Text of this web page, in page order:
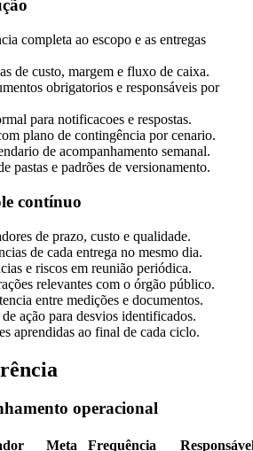
completa ao escopo e as entregas
de custo, margem e fluxo de caixa.
obrigatorios e responsáveis por
para notificacoes e respostas.
plano de contingência por cenario.
de acompanhamento semanal.
pastas e padrões de versionamento.
contínuo
de prazo, custo e qualidade.
de cada entrega no mesmo dia.
e riscos em reunião periódica.
relevantes com o órgão público.
entre medições e documentos.
ação para desvios identificados.
aprendidas ao final de cada ciclo.
operacional
Meta Frequência